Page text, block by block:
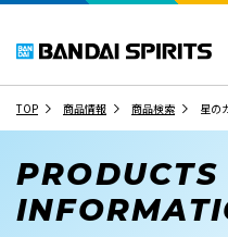
TOP 商品情報 商品検索 星の
PRODUCTS